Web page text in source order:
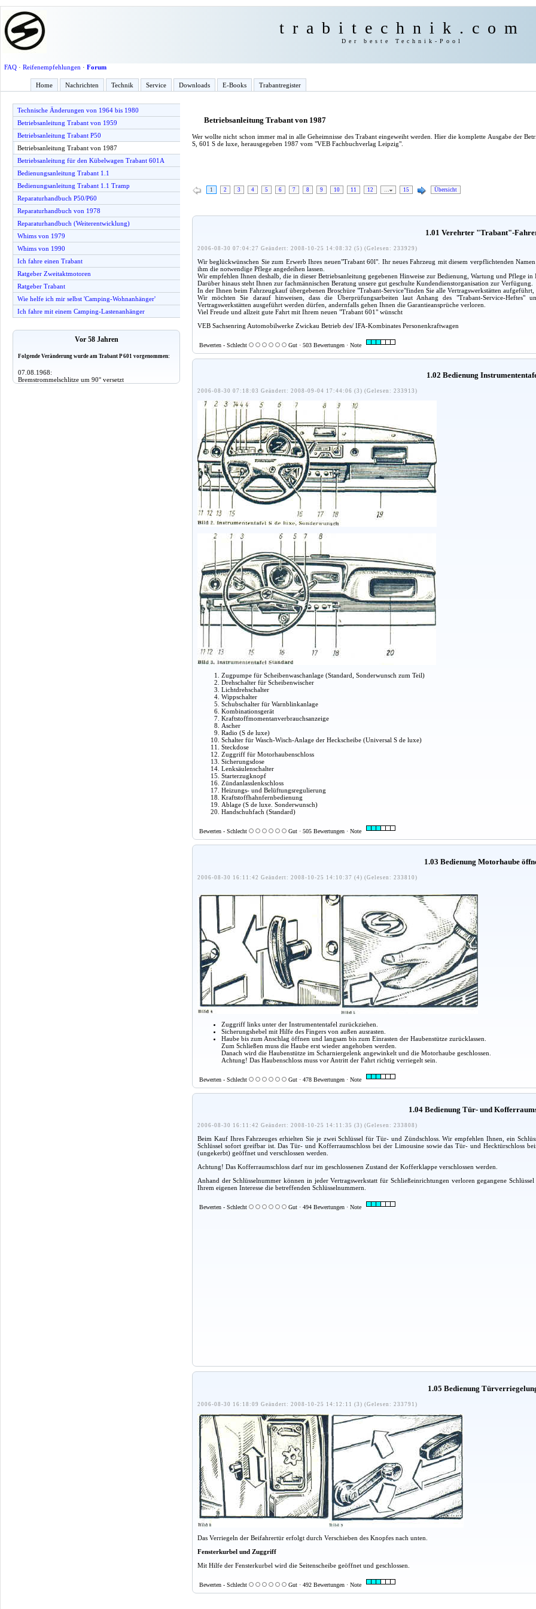
trabitechnik.com
Der beste Technik-Pool
FAQ· Reifenempfehlungen · Forum
Home Nachrichten Technik Service Downloads E-Books Trabantregister
Technische Änderungen von 1964 bis 1980
Betriebsanleitung Trabant von 1959
Betriebsanleitung Trabant P50
Betriebsanleitung Trabant von 1987
Betriebsanleitung für den Kübelwagen Trabant 601A
Bedienungsanleitung Trabant 1.1
Bedienungsanleitung Trabant 1.1 Tramp
Reparaturhandbuch P50/P60
Reparaturhandbuch von 1978
Reparaturhandbuch (Weiterentwicklung)
Whims von 1979
Whims von 1990
Ich fahre einen Trabant
Ratgeber Zweitaktmotoren
Ratgeber Trabant
Wie helfe ich mir selbst 'Camping-Wohnanhänger'
Ich fahre mit einem Camping-Lastenanhänger
Vor 58 Jahren
Folgende Veränderung wurde am Trabant P 601 vorgenommen:
07.08.1968:
Bremstrommelschlitze um 90° versetzt
Betriebsanleitung Trabant von 1987
Wer wollte nicht schon immer mal in alle Geheimnisse des Trabant eingeweiht werden. Hier die komplette Ausgabe der
S, 601 S de luxe, herausgegeben 1987 vom "VEB Fachbuchverlag Leipzig".
1 2 3 4 5 6 7 8 9 10 11 12 … 15 Übersicht
1.01 Verehrter "Trabant"-
2006-08-30 07:04:27 Geändert: 2008-10-25 14:08:32 (5) (Gelesen: 233929)
Wir beglückwünschen Sie zum Erwerb Ihres neuen"Trabant 60l". Ihr neues Fahrzeug mit diesem verpflichtenden
ihm die notwendige Pflege angedeihen lassen.
Wir empfehlen Ihnen deshalb, die in dieser Betriebsanleitung gegebenen Hinweise zur Bedienung, Wartung und Pflege in
Darüber hinaus steht Ihnen zur fachmännischen Beratung unsere gut geschulte Kundendienstorganisation zur Verfügung.
In der Ihnen beim Fahrzeugkauf übergebenen Broschüre "Trabant-Service"finden Sie alle Vertragswerkstätten
Wir möchten Sie darauf hinweisen, dass die Überprüfungsarbeiten laut Anhang des "Trabant-Service-Heftes"
Vertragswerkstätten ausgeführt werden dürfen, andernfalls gehen Ihnen die Garantieansprüche verloren.
Viel Freude und allzeit gute Fahrt mit Ihrem neuen "Trabant 601" wünscht
VEB Sachsenring Automobilwerke Zwickau Betrieb des/ IFA-Kombinates Personenkraftwagen
Bewerten - Schlecht Gut · 503 Bewertungen · Note
1.02 Bedienung
2006-08-30 07:18:03 Geändert: 2008-09-04 17:44:06 (3) (Gelesen: 233913)
Zugpumpe für Scheibenwaschanlage (Standard, Sonderwunsch zum Teil)
Drehschalter für Scheibenwischer
Lichtdrehschalter
Wippschalter
Schubschalter für Warnblinkanlage
Kombinationsgerät
Kraftstoffmomentanverbrauchsanzeige
Ascher
Radio (S de luxe)
Schalter für Wasch-Wisch-Anlage der Heckscheibe (Universal S de luxe)
Steckdose
Zuggriff für Motorhaubenschloss
Sicherungsdose
Lenksäulenschalter
Starterzugknopf
Zündanlasslenkschloss
Heizungs- und Belüftungsregulierung
Kraftstoffhahnfernbedienung
Ablage (S de luxe. Sonderwunsch)
Handschuhfach (Standard)
Bewerten - Schlecht Gut · 505 Bewertungen · Note
1.03 Bedienung Motorhaube
2006-08-30 16:11:42 Geändert: 2008-10-25 14:10:37 (4) (Gelesen: 233810)
Zuggriff links unter der Instrumententafel zurückziehen.
Sicherungshebel mit Hilfe des Fingers von außen ausrasten.
Haube bis zum Anschlag öffnen und langsam bis zum Einrasten der Haubenstütze zurücklassen.
Zum Schließen muss die Haube erst wieder angehoben werden.
Danach wird die Haubenstütze im Scharniergelenk angewinkelt und die Motorhaube geschlossen.
Achtung! Das Haubenschloss muss vor Antritt der Fahrt richtig verriegelt sein.
Bewerten - Schlecht Gut · 478 Bewertungen · Note
1.04 Bedienung Tür- und
2006-08-30 16:11:42 Geändert: 2008-10-25 14:11:35 (3) (Gelesen: 233808)
Beim Kauf Ihres Fahrzeuges erhielten Sie je zwei Schlüssel für Tür- und Zündschloss. Wir empfehlen Ihnen, ein
Schlüssel sofort greifbar ist. Das Tür- und Kofferraumschloss bei der Limousine sowie das Tür- und Hecktürschloss
(ungekerbt) geöffnet und verschlossen werden.
Achtung! Das Kofferraumschloss darf nur im geschlossenen Zustand der Kofferklappe verschlossen werden.
Anhand der Schlüsselnummer können in jeder Vertragswerkstatt für Schließeinrichtungen verloren gegangene
Ihrem eigenen Interesse die betreffenden Schlüsselnummern.
Bewerten - Schlecht Gut · 494 Bewertungen · Note
1.05 Bedienung
2006-08-30 16:18:09 Geändert: 2008-10-25 14:12:11 (3) (Gelesen: 233791)
Das Verriegeln der Beifahrertür erfolgt durch Verschieben des Knopfes nach unten.
Fensterkurbel und Zuggriff
Mit Hilfe der Fensterkurbel wird die Seitenscheibe geöffnet und geschlossen.
Bewerten - Schlecht Gut · 492 Bewertungen · Note